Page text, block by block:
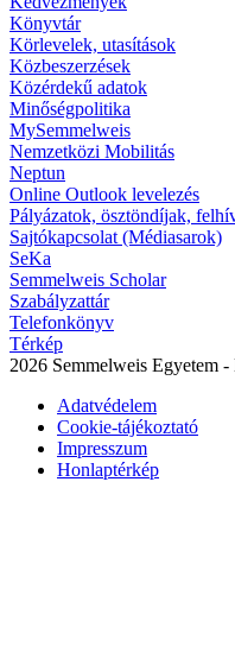
Könyvtár
Körlevelek, utasítások
Közbeszerzések
Közérdekű adatok
Minőségpolitika
MySemmelweis
Nemzetközi Mobilitás
Neptun
Online Outlook levelezés
Pályázatok, ösztöndíjak,
Sajtókapcsolat (Médiasarok)
SeKa
Semmelweis Scholar
Szabályzattár
Telefonkönyv
Térkép
2026 Semmelweis Egyetem
Adatvédelem
Cookie-tájékoztató
Impresszum
Honlaptérkép